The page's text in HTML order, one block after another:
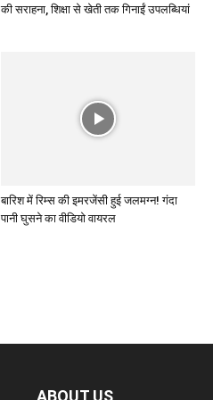
की सराहना, शिक्षा से खेती तक गिनाईं उपलब्धियां
बारिश में रिम्स की इमरजेंसी हुई जलमग्न! गंदा
पानी घुसने का वीडियो वायरल
ABOUT US